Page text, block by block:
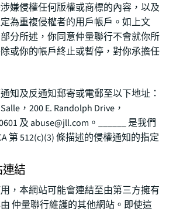
嫌侵權任何版權或商標的內容，以及
為重複侵權者的用戶帳戶。如上文
部分所述，你同意仲量聯行不會就你所
或你的帳戶終止或暫停，對你承擔任
知及反通知郵寄或電郵至以下地址：
，200 E. Randolph Drive，
及 abuse@jll.com。______ 是我們
第 512(c)(3) 條描述的侵權通知的指定
結
，本網站可能會連結至由第三方擁有
仲量聯行維護的其他網站。即使這